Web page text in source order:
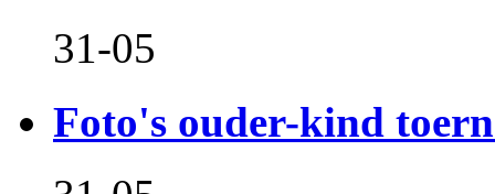
31-05
Foto's ouder-kind